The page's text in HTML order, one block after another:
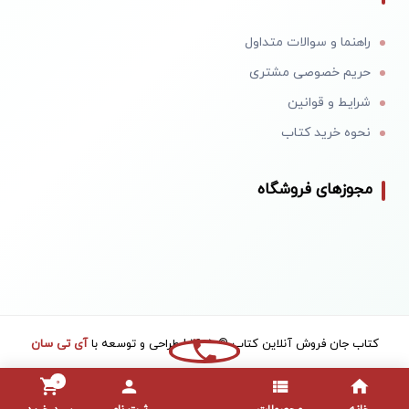
راهنما و سوالات متداول
حریم خصوصی مشتری
شرایط و قوانین
نحوه خرید کتاب
مجوزهای فروشگاه
کتاب جان فروش آنلاین کتاب © 1405 | طراحی و توسعه با آی تی سان
0